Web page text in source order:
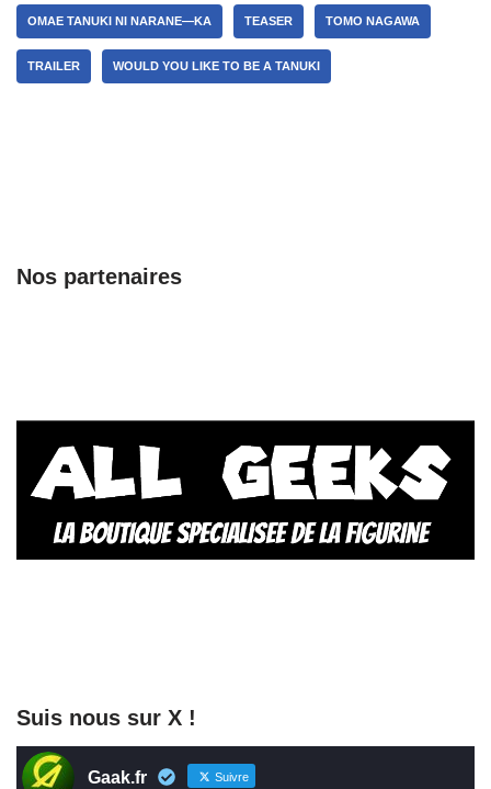
OMAE TANUKI NI NARANE—KA TEASER TOMO NAGAWA
TRAILER WOULD YOU LIKE TO BE A TANUKI
Nos partenaires
Suis nous sur X !
Gaak.fr Suivre